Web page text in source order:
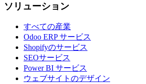
ソリューション
すべての産業
Odoo ERP サービス
Shopifyのサービス
SEOサービス
Power BI サービス
ウェブサイトのデザイン